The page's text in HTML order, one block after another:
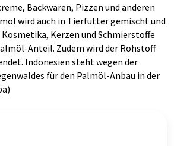
Backwaren, Pizzen und anderen
wird auch in Tierfutter gemischt und
Kerzen und Schmierstoffe
Anteil. Zudem wird der Rohstoff
Indonesien steht wegen der
für den Palmöl-Anbau in der